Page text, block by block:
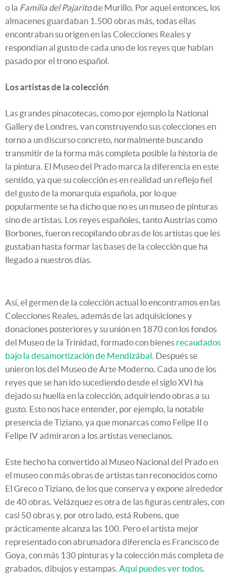
o la Familia del Pajaritode Murillo. Por aquel entonces, los
almacenes guardaban 1.500 obras más, todas ellas
encontraban su origen en las Colecciones Reales y
respondían al gusto de cada uno de los reyes que habían
pasado por el trono español.
Los artistas de la colección
Las grandes pinacotecas, como por ejemplo la National
Gallery de Londres, van construyendo sus colecciones en
torno a un discurso concreto, normalmente buscando
transmitir de la forma más completa posible la historia de
la pintura. El Museo del Prado marca la diferencia en este
sentido, ya que su colección es en realidad un reflejo fiel
del gusto de la monarquía española, por lo que
popularmente se ha dicho que no es un museo de pinturas
sino de artistas. Los reyes españoles, tanto Austrias como
Borbones, fueron recopilando obras de los artistas que les
gustaban hasta formar las bases de la colección que ha
llegado a nuestros días.
Así, el germen de la colección actual lo encontramos en las
Colecciones Reales, además de las adquisiciones y
donaciones posteriores y su unión en 1870 con los fondos
del Museo de la Trinidad, formado con bienes recaudados
bajo la desamortización de Mendizábal. Después se
unieron los del Museo de Arte Moderno. Cada uno de los
reyes que se han ido sucediendo desde el siglo XVI ha
dejado su huella en la colección, adquiriendo obras a su
gusto. Esto nos hace entender, por ejemplo, la notable
presencia de Tiziano, ya que monarcas como Felipe II o
Felipe IV admiraron a los artistas venecianos.
Este hecho ha convertido al Museo Nacional del Prado en
el museo con más obras de artistas tan reconocidos como
El Greco o Tiziano, de los que conserva y expone alrededor
de 40 obras. Velázquez es otra de las figuras centrales, con
casi 50 obras y, por otro lado, está Rubens, que
prácticamente alcanza las 100. Pero el artista mejor
representado con abrumadora diferencia es Francisco de
Goya, con más 130 pinturas y la colección más completa de
grabados, dibujos y estampas. Aquí puedes ver todos.